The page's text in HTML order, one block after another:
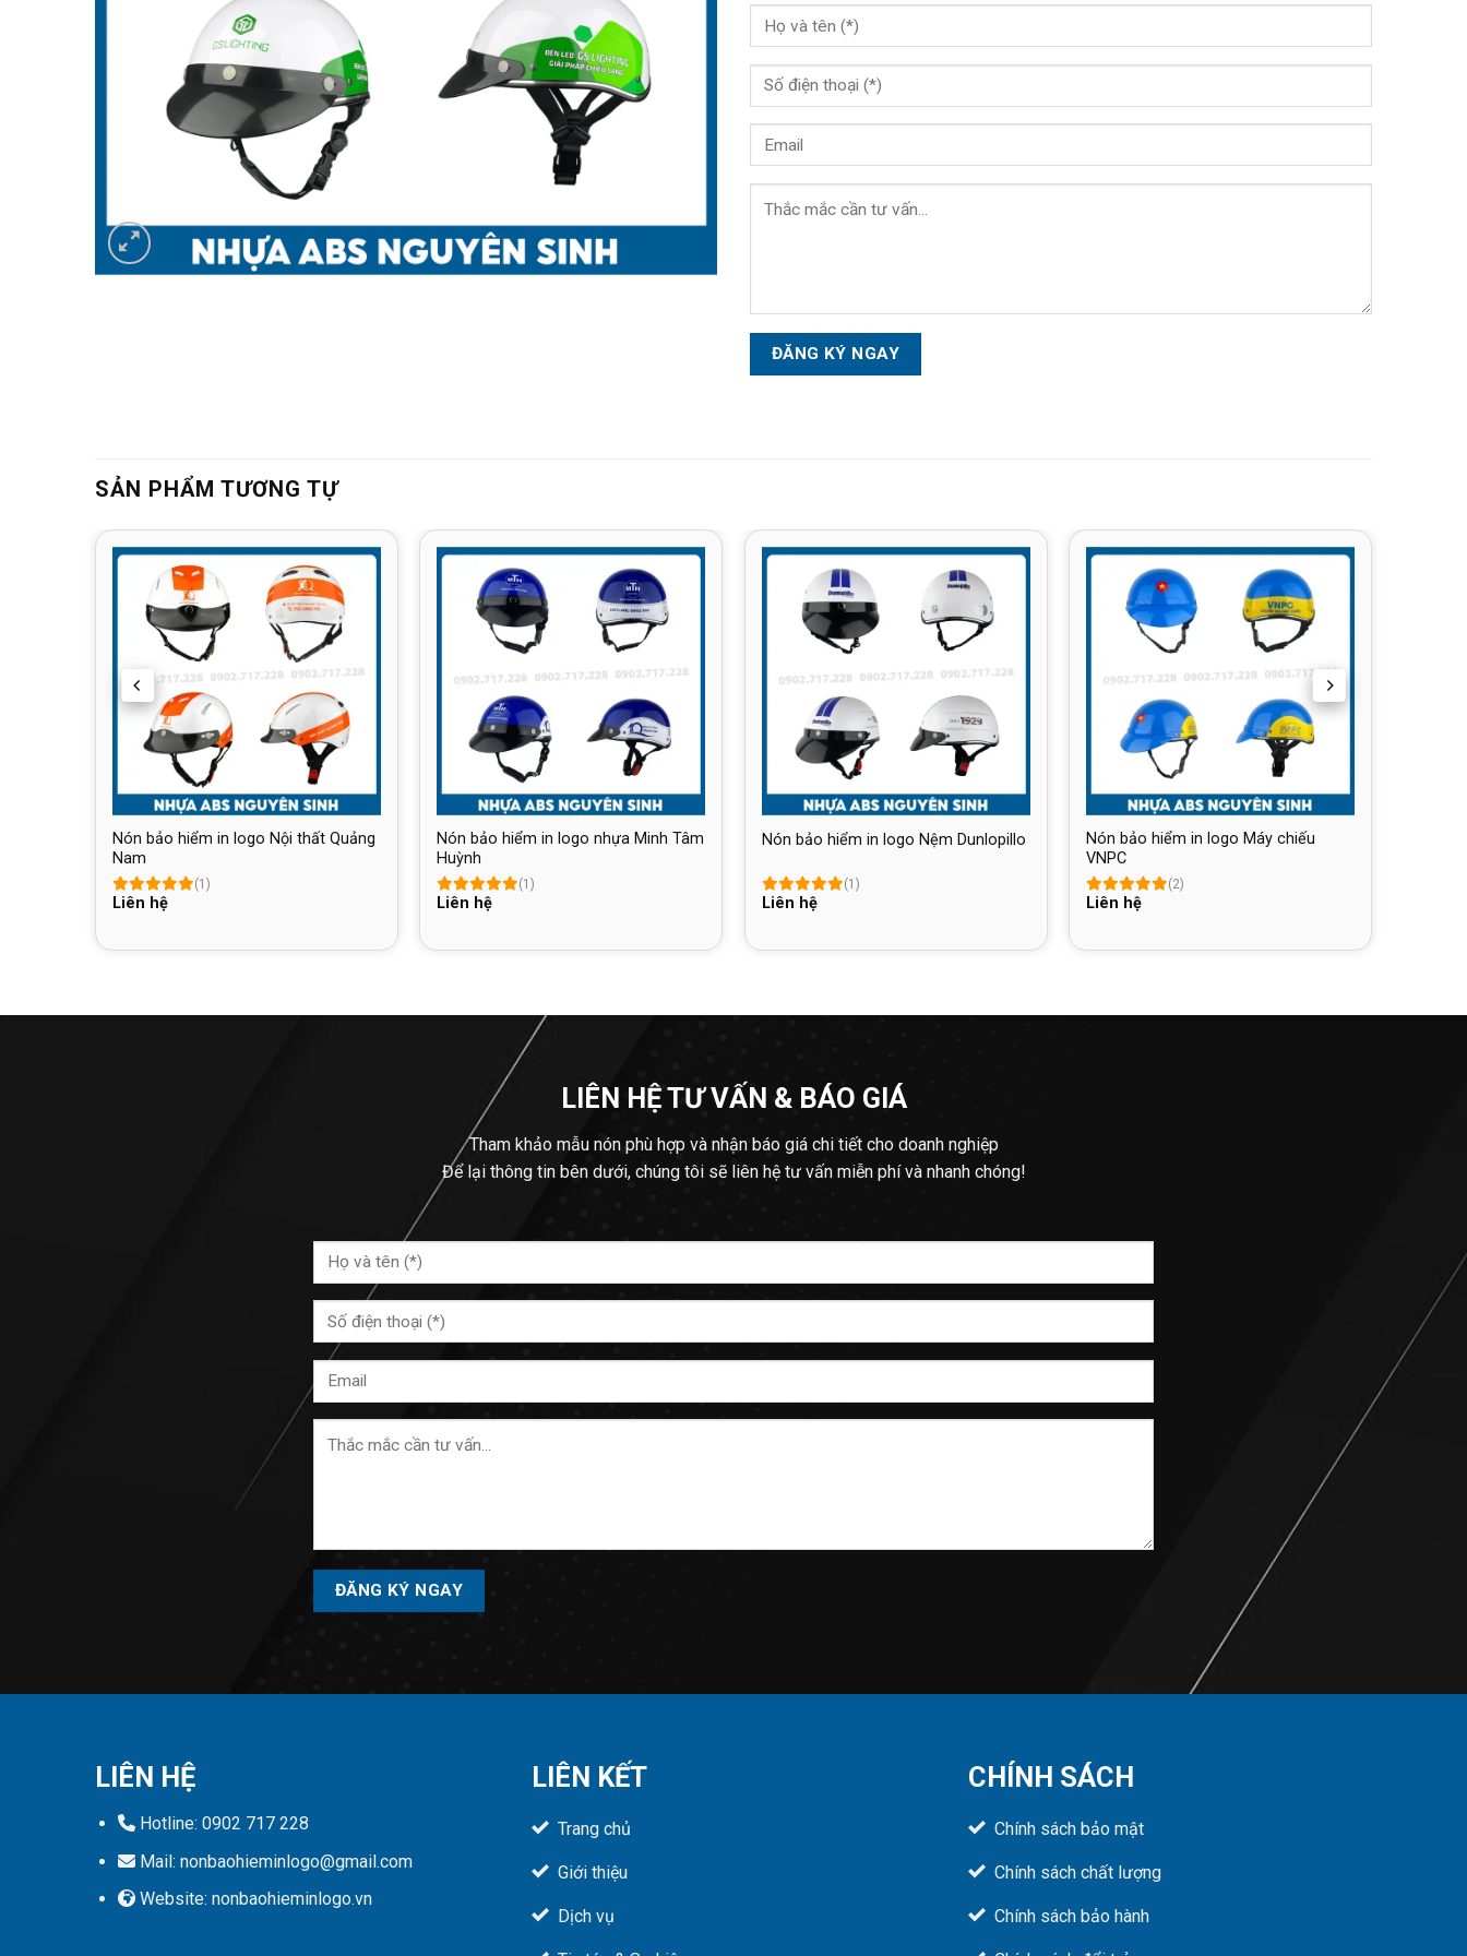
Please
SẢN PHẨM TƯƠNG TỰ
Nón bảo hiểm in logo Nội thất Quảng
Nam
(1)
Liên hệ
Nón bảo hiểm in logo nhựa Minh Tâm
Huỳnh
(1)
Liên hệ
Nón bảo hiểm in logo Nệm Dunlopillo
(1)
Liên hệ
Nón bảo hiểm in logo Máy chiếu
VNPC
(2)
Liên hệ
LIÊN HỆ TƯ VẤN & BÁO GIÁ
Tham khảo mẫu nón phù hợp và nhận báo giá chi tiết cho doanh nghiệp
Để lại thông tin bên dưới, chúng tôi sẽ liên hệ tư vấn miễn phí và nhanh chóng!
Please
LIÊN HỆ
Hotline: 0902 717 228
Mail: nonbaohieminlogo@gmail.com
Website: nonbaohieminlogo.vn
LIÊN KẾT
Trang chủ
Giới thiệu
Dịch vụ
CHÍNH SÁCH
Chính sách bảo mật
Chính sách chất lượng
Chính sách bảo hành